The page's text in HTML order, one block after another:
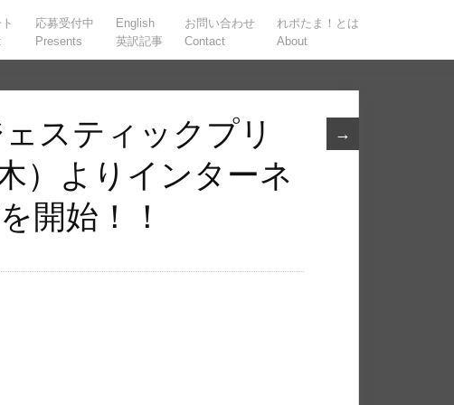
応募受付中
Presents
English
英訳記事
お問い合わせ
Contact
れポたま！とは
About
→
ェスティックプリ
）よりインターネ
開始！！